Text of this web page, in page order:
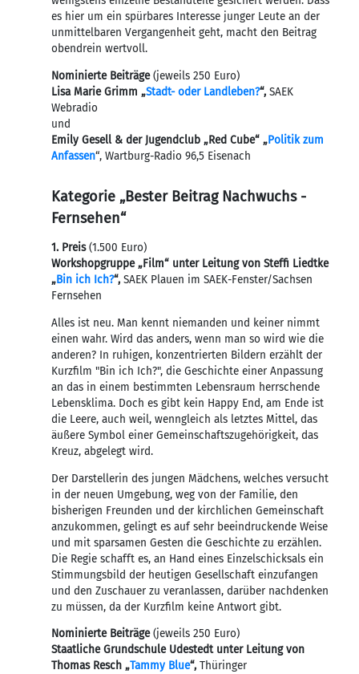
es hier um ein spürbares Interesse junger Leute an der
unmittelbaren Vergangenheit geht, macht den Beitrag
obendrein wertvoll.
Nominierte Beiträge(jeweils 250 Euro)
Lisa Marie Grimm „Stadt- oder Landleben?“, SAEK
Webradio
und
Emily Gesell & der Jugendclub „Red Cube“ „Politik zum
Anfassen“, Wartburg-Radio 96,5 Eisenach
Kategorie „Bester Beitrag Nachwuchs -
Fernsehen“
1. Preis(1.500 Euro)
Workshopgruppe „Film“ unter Leitung von Steffi Liedtke
„Bin ich Ich?“, SAEK Plauen im SAEK-Fenster/Sachsen
Fernsehen
Alles ist neu. Man kennt niemanden und keiner nimmt
einen wahr. Wird das anders, wenn man so wird wie die
anderen? In ruhigen, konzentrierten Bildern erzählt der
Kurzfilm "Bin ich Ich?", die Geschichte einer Anpassung
an das in einem bestimmten Lebensraum herrschende
Lebensklima. Doch es gibt kein Happy End, am Ende ist
die Leere, auch weil, wenngleich als letztes Mittel, das
äußere Symbol einer Gemeinschafts­zugehörigkeit, das
Kreuz, abgelegt wird.
Der Darstellerin des jungen Mädchens, welches versucht
in der neuen Umgebung, weg von der Familie, den
bisherigen Freunden und der kirchlichen Gemeinschaft
anzukommen, gelingt es auf sehr beein­druckende Weise
und mit sparsamen Gesten die Geschichte zu erzählen.
Die Regie schafft es, an Hand eines Einzelschicksals ein
Stimmungsbild der heutigen Gesellschaft einzufangen
und den Zuschauer zu veran­lassen, darüber nachdenken
zu müssen, da der Kurzfilm keine Antwort gibt.
Nominierte Beiträge(jeweils 250 Euro)
Staatliche Grundschule Udestedt unter Leitung von
Thomas Resch „Tammy Blue“, Thüringer